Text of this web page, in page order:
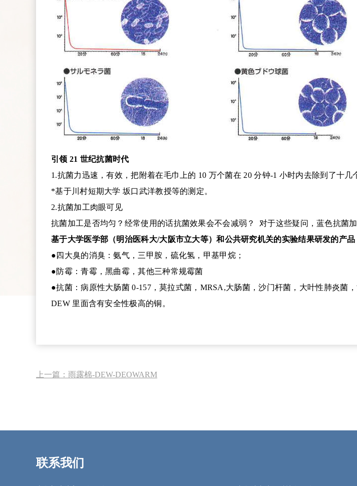
引领 21 世纪抗菌时代
1.抗菌力迅速，有效，把附着在毛巾上的 10 万个菌在 20 分钟-1 小时内去除到了十几
*基于川村短期大学 坂口武洋教授等的测定。
2.抗菌加工肉眼可见
抗菌加工是否均匀？经常使用的话抗菌效果会不会减弱？ 对于这些疑问，蓝色抗菌
基于大学医学部（明治医科大/大阪市立大等）和公共研究机关的实验结果研发的产品
●四大臭的消臭：氨气，三甲胺，硫化氢，甲基甲烷；
●防霉：青霉，黑曲霉，其他三种常规霉菌
●抗菌：病原性大肠菌 0-157，莫拉式菌，MRSA,大肠菌，沙门杆菌，大叶性肺炎
DEW 里面含有安全性极高的铜。
上一篇： 雨露棉-DEW-DEOWARM
联系我们